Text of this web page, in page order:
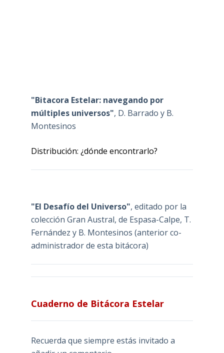
"Bitacora Estelar: navegando por
múltiples universos", D. Barrado y B.
Montesinos
Distribución: ¿dónde encontrarlo?
"El Desafío del Universo", editado por la
colección Gran Austral, de Espasa-Calpe, T.
Fernández y B. Montesinos (anterior co-
administrador de esta bitácora)
Cuaderno de Bitácora Estelar
Recuerda que siempre estás invitado a